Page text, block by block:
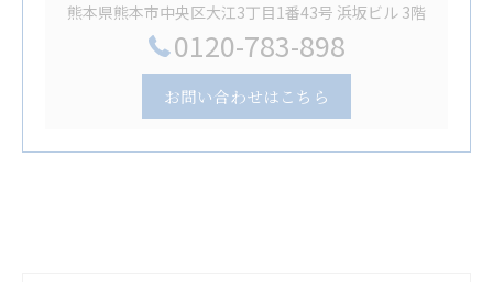
熊本県熊本市中央区大江3丁目1番43号 浜坂ビル 3階
0120-783-898
お問い合わせはこちら